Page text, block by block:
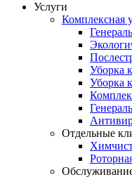
Услуги
Комплексная
Уборка
Уборка
Отдельные